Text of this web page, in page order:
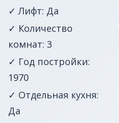
✓ Лифт: Да
✓ Количество
комнат: 3
✓ Год постройки:
1970
✓ Отдельная кухня:
Да